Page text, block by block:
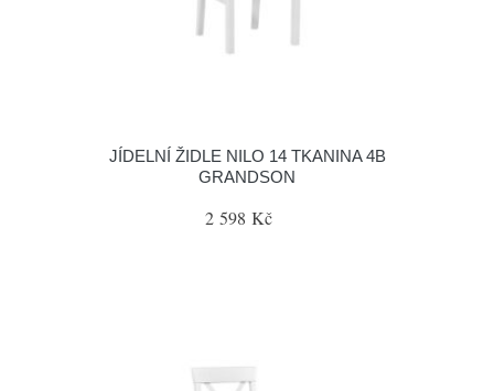
JÍDELNÍ ŽIDLE NILO 14 TKANINA 4B
GRANDSON
2 598 Kč